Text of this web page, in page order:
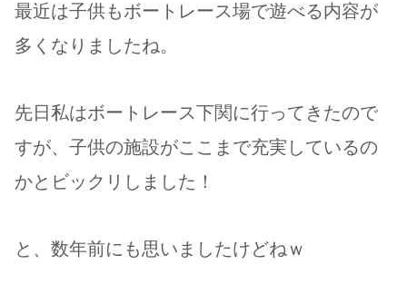
最近は子供もボートレース場で遊べる内容が
多くなりましたね。
先日私はボートレース下関に行ってきたので
すが、子供の施設がここまで充実しているの
かとビックリしました！
と、数年前にも思いましたけどねｗ